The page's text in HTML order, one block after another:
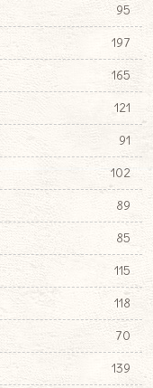
95
197
165
121
91
102
89
85
115
118
70
139